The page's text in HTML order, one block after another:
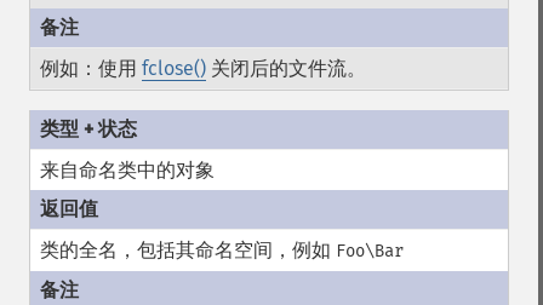
例如：使用 fclose() 关闭后的文件流。
来自命名类中的对象
类的全名，包括其命名空间，例如 Foo\Bar